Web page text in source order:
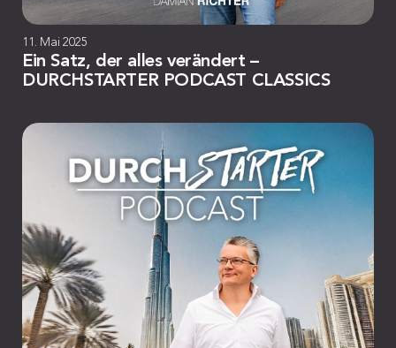
11. Mai 2025
Ein Satz, der alles verändert –
DURCHSTARTER PODCAST CLASSICS